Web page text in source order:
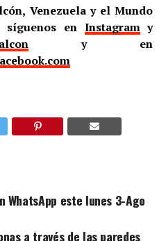
Venezuela y el Mundo
síguenos en Instagramy
y en
este lunes 3-Ago
a través de las paredes